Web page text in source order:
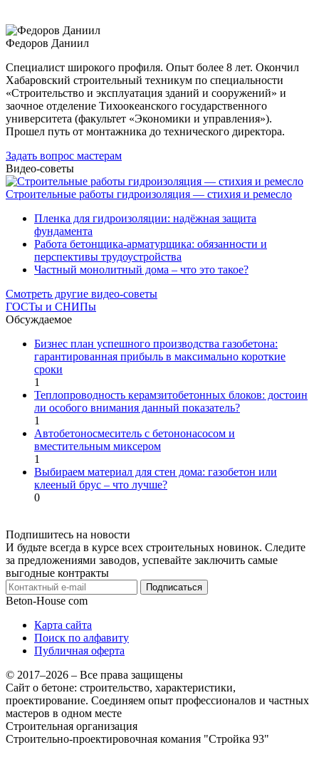
Федоров Даниил
Специалист широкого профиля. Опыт более 8 лет. Окончил
Хабаровский строительный техникум по специальности
«Строительство и эксплуатация зданий и сооружений» и
заочное отделение Тихоокеанского государственного
университета (факультет «Экономики и управления»).
Прошел путь от монтажника до технического директора.
Задать вопрос мастерам
Видео-советы
Строительные работы гидроизоляция — стихия и ремесло
Пленка для гидроизоляции: надёжная защита
фундамента
Работа бетонщика-арматурщика: обязанности и
перспективы трудоустройства
Частный монолитный дома – что это такое?
Смотреть другие видео-советы
ГОСТы и СНИПы
Обсуждаемое
Бизнес план успешного производства газобетона:
гарантированная прибыль в максимально короткие
сроки
1
Теплопроводность керамзитобетонных блоков: достоин
ли особого внимания данный показатель?
1
Автобетоносмеситель с бетононасосом и
вместительным миксером
1
Выбираем материал для стен дома: газобетон или
клееный брус – что лучше?
0
Подпишитесь на новости
И будьте всегда в курсе всех строительных новинок. Следите
за предложениями заводов, успевайте заключить самые
выгодные контракты
Подписаться
Beton-House com
Карта сайта
Поиск по алфавиту
Публичная оферта
© 2017–2026 – Все права защищены
Сайт о бетоне: строительство, характеристики,
проектирование. Соединяем опыт профессионалов и частных
мастеров в одном месте
Строительная организация
Строительно-проектировочная комания "Стройка 93"